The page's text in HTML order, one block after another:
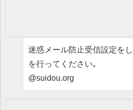
迷惑メール防止受信設定を
を行ってください｡
@suidou.org